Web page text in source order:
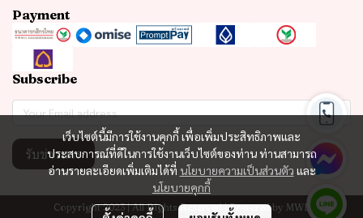
เว็บไซต์นี้มีการใช้งานคุกกี้ เพื่อเพิ่มประสิทธิภาพและ
ประสบการณ์ที่ดีในการใช้งานเว็บไซต์ของท่าน ท่านสามารถ
อ่านรายละเอียดเพิ่มเติมได้ที่ นโยบายความเป็นส่วนตัว และ
นโยบายคุกกี้
Payment
Subscribe
รับข่าวสาร
Copyright 2023 | All Rights Reserved | Powered by MWE